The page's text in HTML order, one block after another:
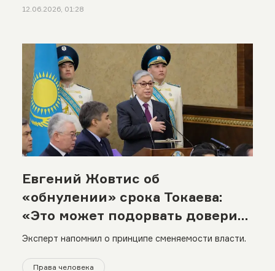
12.06.2026, 01:28
Евгений Жовтис об
«обнулении» срока Токаева:
«Это может подорвать доверие
к Конституции»
Эксперт напомнил о принципе сменяемости власти.
Права человека